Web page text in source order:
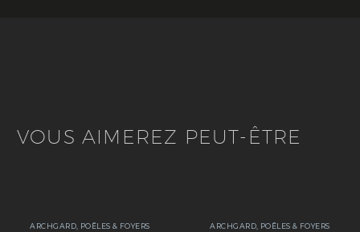
VOUS AIMEREZ PEUT-ÊTRE
ARCHGARD, POÊLES & FOYERS ARCHGARD, POÊLES & FOYERS